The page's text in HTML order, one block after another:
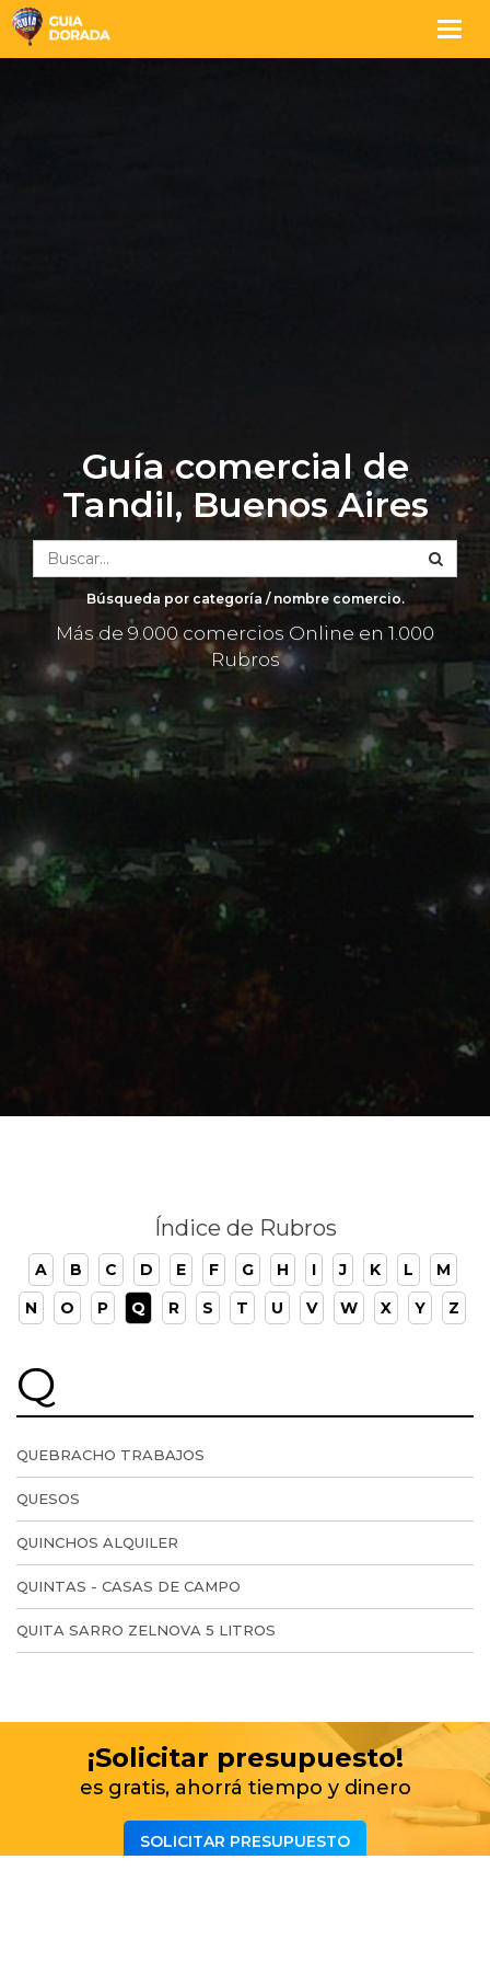
Guía comercial de
Tandil, Buenos Aires
Búsqueda por categoría / nombre comercio.
Más de 9.000 comercios Online en 1.000
Rubros
Índice de Rubros
A B C D E F G H I J K L
M
N
O P Q R S T U V W X Y Z
Q
QUEBRACHO TRABAJOS
QUESOS
QUINCHOS ALQUILER
QUINTAS - CASAS DE CAMPO
QUITA SARRO ZELNOVA 5 LITROS
¡Solicitar presupuesto!
es gratis, ahorrá tiempo y dinero
SOLICITAR PRESUPUESTO